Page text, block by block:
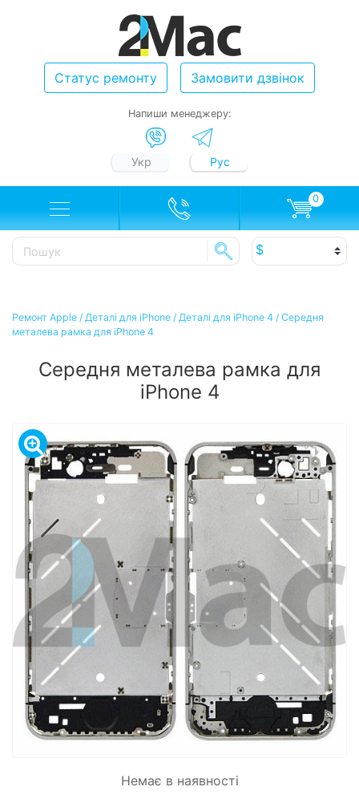
Статус ремонту Замовити дзвінок
Напиши менеджеру:
Укр Рус
0
Ремонт Apple / Деталі для iPhone / Деталі для iPhone 4 / Середня
металева рамка для iPhone 4
Середня металева рамка для
iPhone 4
Немає в наявності